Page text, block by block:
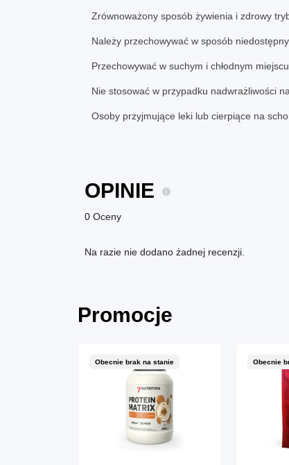
Zrównoważony sposób żywienia i zdrowy
Należy przechowywać w sposób niedostępny
Przechowywać w suchym i chłodnym
Nie stosować w przypadku nadwrażliwości
Osoby przyjmujące leki lub cierpiące na
OPINIE
0 Oceny
Na razie nie dodano żadnej recenzji.
Promocje
Obecnie brak na stanie Obecnie